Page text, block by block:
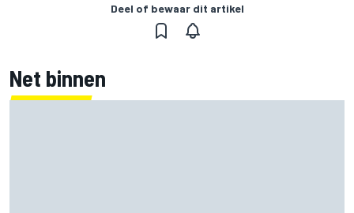
Deel of bewaar dit artikel
Net binnen